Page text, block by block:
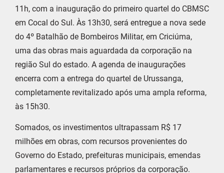
11h, com a inauguração do primeiro quartel do CBMSC
em Cocal do Sul. Às 13h30, será entregue a nova sede
do 4º Batalhão de Bombeiros Militar, em Criciúma,
uma das obras mais aguardada da corporação na
região Sul do estado. A agenda de inaugurações
encerra com a entrega do quartel de Urussanga,
completamente revitalizado após uma ampla reforma,
às 15h30.
Somados, os investimentos ultrapassam R$ 17
milhões em obras, com recursos provenientes do
Governo do Estado, prefeituras municipais, emendas
parlamentares e recursos próprios da corporação.